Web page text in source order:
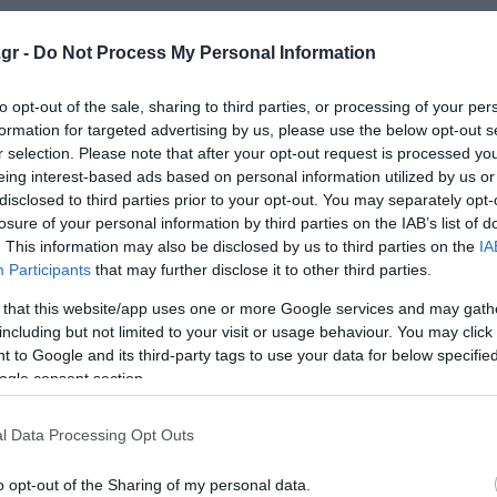
- Do Not Process My Personal Information
opt-out of the sale, sharing to third parties, or processing of your
for targeted advertising by us, please use the below opt-out
selection. Please note that after your opt-out request is processed
interest-based ads based on personal information utilized by us
to third parties prior to your opt-out. You may separately
of your personal information by third parties on the IAB’s list of
This information may also be disclosed by us to third parties on the
Participants that may further disclose it to other third parties.
that this website/app uses one or more Google services and may
but not limited to your visit or usage behaviour. You may
to Google and its third-party tags to use your data for below
consent section.
Data Processing Opt Outs
opt-out of the Sharing of my personal data.
του διαστημοπλοίου που παρέμεινε σε τροχιά
επιφάνειά της, απεβίωσε τον Απρίλιο 2021 και ο
(NASA) το 1971, οπ Μπαζ Όλντριν παρέμεινε
στο σημείο που προσγειώθηκε η αποστολή Απόλλων
βίαζε τα υιοθετημένα παιδιά του και τα
για τη στέψη – Τι θα φορέσει
υπουργού στην Άγκυρα